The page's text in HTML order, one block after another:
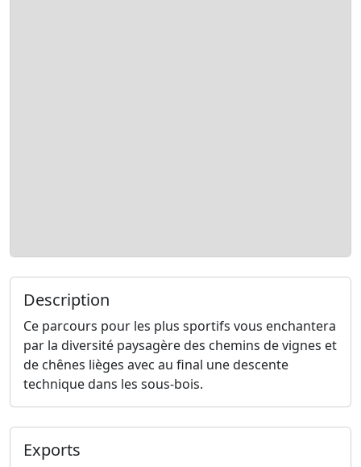
Description
Ce parcours pour les plus sportifs vous enchantera
par la diversité paysagère des chemins de vignes et
de chênes lièges avec au final une descente
technique dans les sous-bois.
Exports